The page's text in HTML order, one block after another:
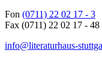
Fon (0711) 22 02 17 - 3
Fax (0711) 22 02 17 - 48
info@literaturhaus-